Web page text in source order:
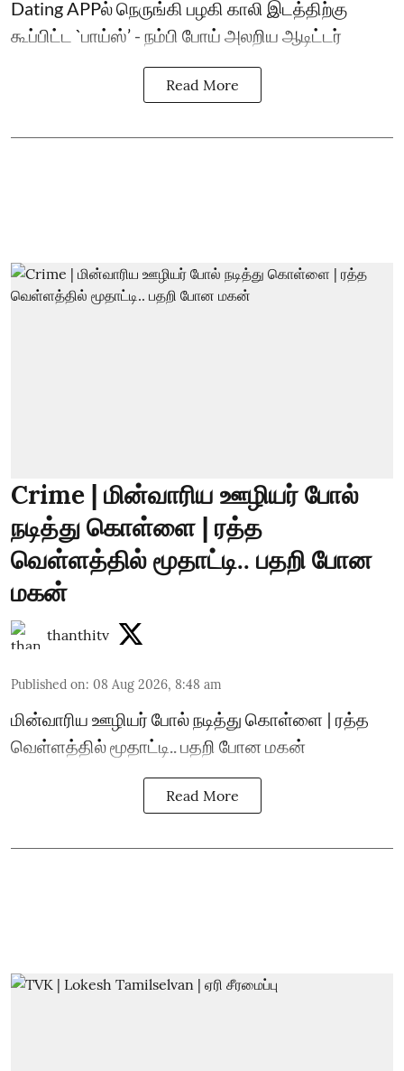
Dating APPல் நெருங்கி பழகி காலி இடத்திற்கு
கூப்பிட்ட `பாய்ஸ்’ - நம்பி போய் அலறிய ஆடிட்டர்
Read More
Crime | மின்வாரிய ஊழியர் போல்
நடித்து கொள்ளை | ரத்த
வெள்ளத்தில் மூதாட்டி.. பதறி போன
மகன்
thanthitv
Published on: 08 Aug 2026, 8:48 am
மின்வாரிய ஊழியர் போல் நடித்து கொள்ளை | ரத்த
வெள்ளத்தில் மூதாட்டி.. பதறி போன மகன்
Read More